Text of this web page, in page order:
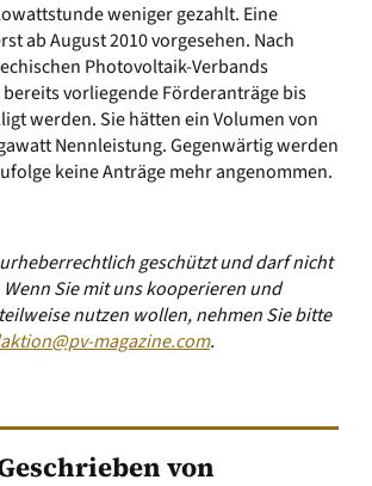
weniger gezahlt. Eine
ab August 2010 vorgesehen. Nach
Photovoltaik-Verbands
bereits vorliegende Förderanträge bis
werden. Sie hätten ein Volumen von
Nennleistung. Gegenwärtig werden
keine Anträge mehr angenommen.
geschützt und darf nicht
Sie mit uns kooperieren und
nutzen wollen, nehmen Sie bitte
magazine.com.
von